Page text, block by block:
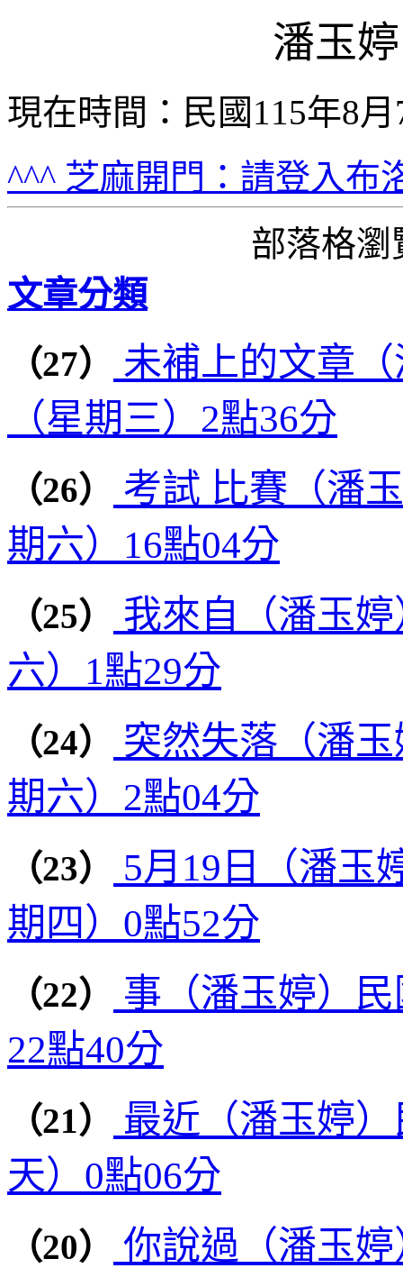
潘玉
現在時間：民國115年8
^^^ 芝麻開門：請登入布
部落格瀏
文章分類
（27）
未補上的文章
（星期三）2點36分
（26）
考試 比賽（潘
期六）16點04分
（25）
我來自（潘玉
六）1點29分
（24）
突然失落（潘
期六）2點04分
（23）
5月19日（潘玉
期四）0點52分
（22）
事（潘玉婷）
22點40分
（21）
最近（潘玉婷
天）0點06分
（20）
你說過（潘玉